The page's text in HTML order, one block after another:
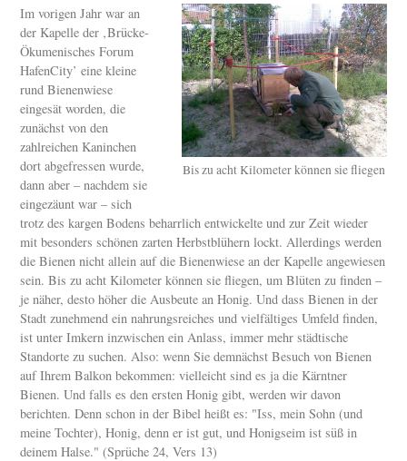
Bis zu acht Kilometer können sie fliegen
Im vorigen Jahr war an
der Kapelle der ‚Brücke-
Ökumenisches Forum
HafenCity’ eine kleine
rund Bienenwiese
eingesät worden, die
zunächst von den
zahlreichen Kaninchen
dort abgefressen wurde,
dann aber – nachdem sie
eingezäunt war – sich
trotz des kargen Bodens beharrlich entwickelte und zur Zeit wieder
mit besonders schönen zarten Herbstblühern lockt. Allerdings werden
die Bienen nicht allein auf die Bienenwiese an der Kapelle angewiesen
sein. Bis zu acht Kilometer können sie fliegen, um Blüten zu finden –
je näher, desto höher die Ausbeute an Honig. Und dass Bienen in der
Stadt zunehmend ein nahrungsreiches und vielfältiges Umfeld finden,
ist unter Imkern inzwischen ein Anlass, immer mehr städtische
Standorte zu suchen. Also: wenn Sie demnächst Besuch von Bienen
auf Ihrem Balkon bekommen: vielleicht sind es ja die Kärntner
Bienen. Und falls es den ersten Honig gibt, werden wir davon
berichten. Denn schon in der Bibel heißt es: "Iss, mein Sohn (und
meine Tochter), Honig, denn er ist gut, und Honigseim ist süß in
deinem Halse." (Sprüche 24, Vers 13)